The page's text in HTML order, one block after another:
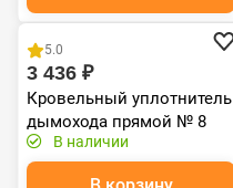
Хит продаж
5.0
3 436 ₽
Кровельный уплотнитель
дымохода прямой № 8
силикон 178-330 mm
красный
В наличии